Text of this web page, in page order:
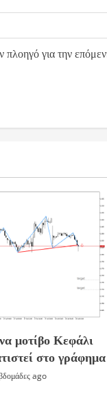
για την
μοτίβο Κεφάλι
στο γράφημα
ago